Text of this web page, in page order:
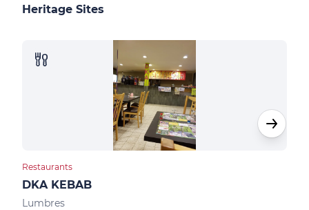
Heritage Sites
Restaurants
DKA KEBAB
Lumbres